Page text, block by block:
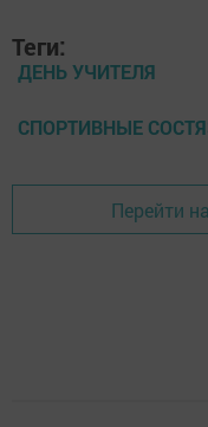
Теги:
ДЕНЬ УЧИТЕЛЯ
СПОРТИВНЫЕ
Перейти